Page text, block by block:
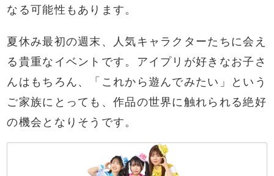
なる可能性もあります。
夏休み最初の週末、人気キャラクターたちに会え
る貴重なイベントです。アイプリが好きなお子さ
んはもちろん、「これから遊んでみたい」という
ご家族にとっても、作品の世界に触れられる絶好
の機会となりそうです。